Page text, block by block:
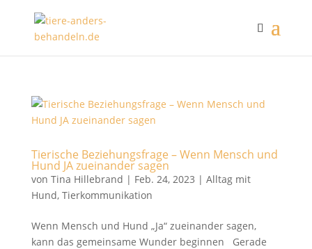
Tierische Beziehungsfrage – Wenn Mensch und
Hund JA zueinander sagen
von Tina Hillebrand | Feb. 24, 2023 | Alltag mit
Hund, Tierkommunikation
Wenn Mensch und Hund „Ja“ zueinander sagen,
kann das gemeinsame Wunder beginnen Gerade